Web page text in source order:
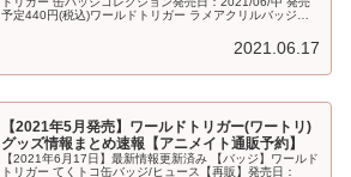
予定440円(税込)ワールドトリガー ラメアクリルバッジコ
2021.06.17
【2021年5月発売】ワールドトリガー(ワートリ)
グッズ情報まとめ速報【アニメイト通販予約】
【2021年6月17日】最新情報更新済み 【バッジ】ワールド
トリガー てくトコ缶バッジ/ヒュース【再販】発売日：